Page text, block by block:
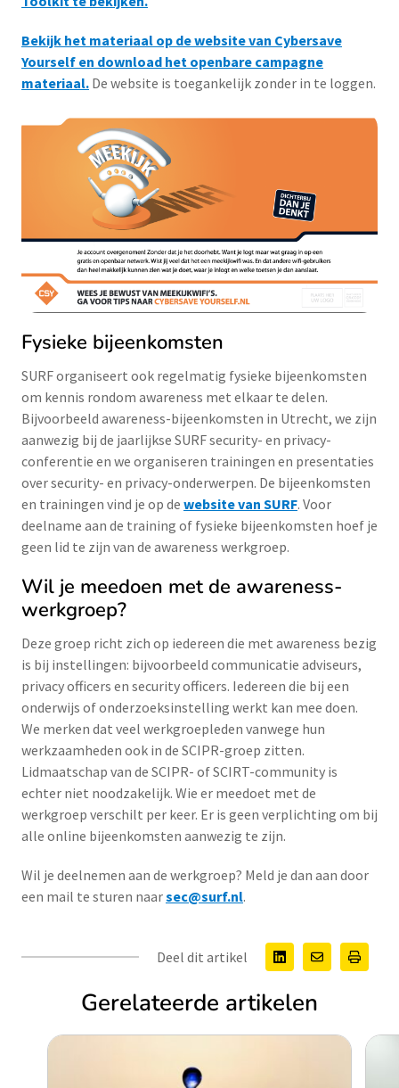
Bekijk het materiaal op de website van Cybersave
Yourself en download het openbare campagne
materiaal. De website is toegankelijk zonder in te loggen.
Fysieke bijeenkomsten
SURF organiseert ook regelmatig fysieke bijeenkomsten
om kennis rondom awareness met elkaar te delen.
Bijvoorbeeld awareness-bijeenkomsten in Utrecht, we zijn
aanwezig bij de jaarlijkse SURF security- en privacy-
conferentie en we organiseren trainingen en presentaties
over security- en privacy-onderwerpen. De bijeenkomsten
en trainingen vind je op de website van SURF. Voor
deelname aan de training of fysieke bijeenkomsten hoef je
geen lid te zijn van de awareness werkgroep.
Wil je meedoen met de awareness-
werkgroep?
Deze groep richt zich op iedereen die met awareness bezig
is bij instellingen: bijvoorbeeld communicatie adviseurs,
privacy officers en security officers. Iedereen die bij een
onderwijs of onderzoeksinstelling werkt kan mee doen.
We merken dat veel werkgroepleden vanwege hun
werkzaamheden ook in de SCIPR-groep zitten.
Lidmaatschap van de SCIPR- of SCIRT-community is
echter niet noodzakelijk. Wie er meedoet met de
werkgroep verschilt per keer. Er is geen verplichting om bij
alle online bijeenkomsten aanwezig te zijn.
Wil je deelnemen aan de werkgroep? Meld je dan aan door
een mail te sturen naarsec@surf.nl.
Deel dit artikel
Gerelateerde artikelen